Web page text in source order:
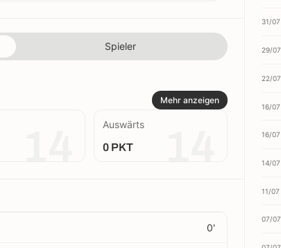
Spieler
Mehr anzeigen
Auswärts
0 PKT
0'
31/07
29/07
22/07
16/07
16/07
14/07
11/07
07/07